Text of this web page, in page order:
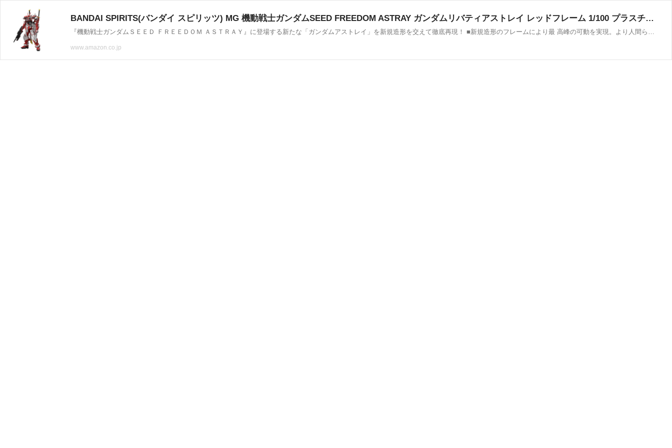
BANDAI SPIRITS(バンダイ スピリッツ) MG 機動戦士ガンダムSEED FREEDOM ASTRAY ガンダムリバティアストレイ レッドフレーム 1/100 プラスチック製 色分け済みプラモデル
『機動戦士ガンダムＳＥＥＤ ＦＲＥＥＤＯＭ ＡＳＴＲＡＹ』に登場する新たな「ガンダムアストレイ」を新規造形を交えて徹底再現！ ■新規造形のフレームにより最 高峰の可動を実現。より人間らしいポージングが可能。 ■機体各所に歴代MG最 高峰の連動ギミック数を内蔵。 ■新規造形パーツを交えたシールド、ライフルが付属。 ■ガーベラ・ストレート、タイガーピアスが付属。 ■ガーベラ・ストレート、タイガーピアスはライフルに装着可能なオリジナルギミックを搭載。 ■鞘を持つことのできる手首パーツが付属し、ポージングの幅を広げることが可能。 付属品 ■ガーベラストレート×1 ■タイガーピアス×1 ■シールド...
www.amazon.co.jp